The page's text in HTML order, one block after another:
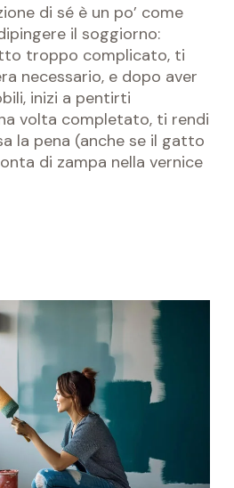
di sé è un po’ come
il soggiorno:
troppo complicato, ti
necessario, e dopo aver
inizi a pentirti
volta completato, ti rendi
la pena (anche se il gatto
di zampa nella vernice